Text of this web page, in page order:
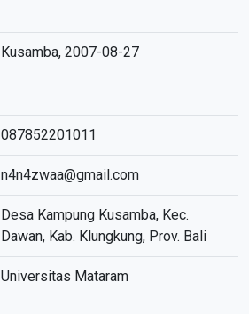
Kusamba, 2007-08-27
087852201011
n4n4zwaa@gmail.com
Desa Kampung Kusamba, Kec.
Dawan, Kab. Klungkung, Prov. Bali
Universitas Mataram